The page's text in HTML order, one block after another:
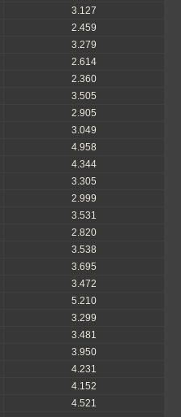
3.127
2.459
3.279
2.614
2.360
3.505
2.905
3.049
4.958
4.344
3.305
2.999
3.531
2.820
3.538
3.695
3.472
5.210
3.299
3.481
3.950
4.231
4.152
4.521